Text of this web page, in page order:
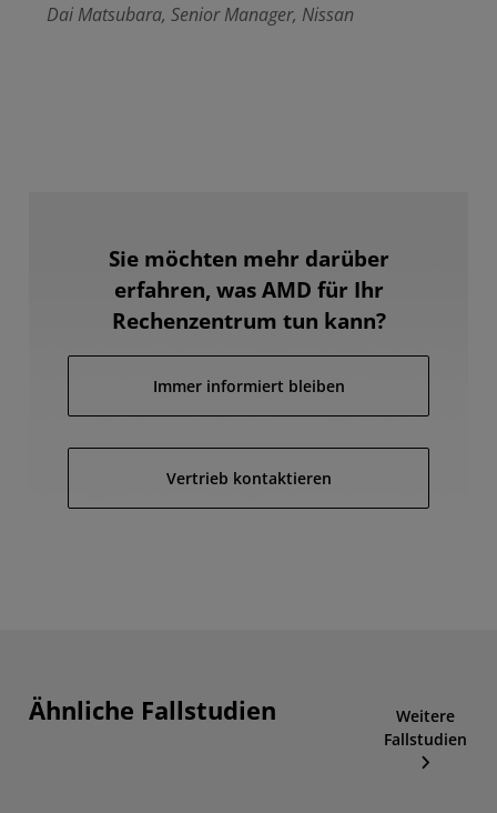
Dai Matsubara, Senior Manager, Nissan
Sie möchten mehr darüber
erfahren, was AMD für Ihr
Rechenzentrum tun kann?
Immer informiert bleiben
Vertrieb kontaktieren
Ähnliche Fallstudien
Weitere
Fallstudien